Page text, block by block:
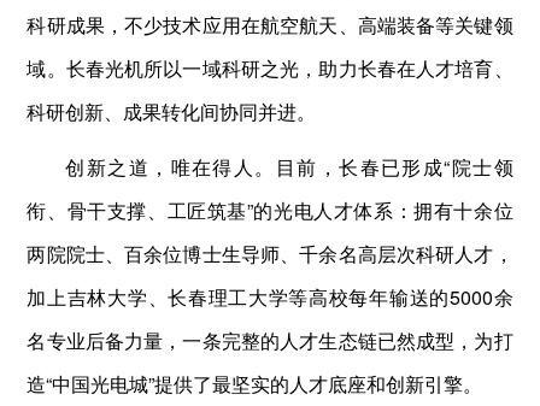
科研成果，不少技术应用在航空航天、高端装备等关键领
域。长春光机所以一域科研之光，助力长春在人才培育、
科研创新、成果转化间协同并进。
创新之道，唯在得人。目前，长春已形成“院士领
衔、骨干支撑、工匠筑基”的光电人才体系：拥有十余位
两院院士、百余位博士生导师、千余名高层次科研人才，
加上吉林大学、长春理工大学等高校每年输送的5000余
名专业后备力量，一条完整的人才生态链已然成型，为打
造“中国光电城”提供了最坚实的人才底座和创新引擎。